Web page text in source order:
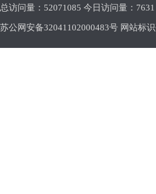
总访问量： 52071085 今日访问量： 7631
苏公网安备32041102000483号 网站标